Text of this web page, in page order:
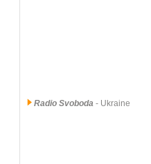
Radio Svoboda - Ukraine